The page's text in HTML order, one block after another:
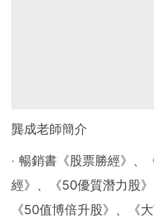
龔成老師簡介
‧ 暢銷書《股票勝經》、
經》、《50優質潛力股
《50值博倍升股》、《